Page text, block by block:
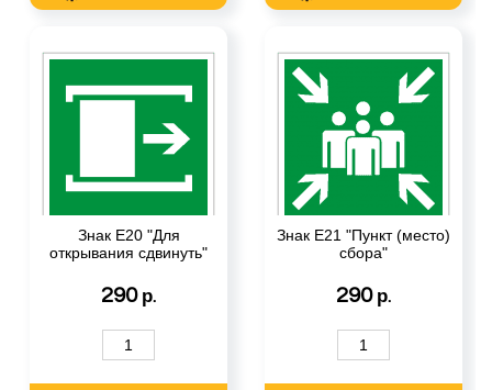
Знак Е20 "Для
открывания сдвинуть"
290 р.
Знак Е21 "Пункт (место)
сбора"
290 р.